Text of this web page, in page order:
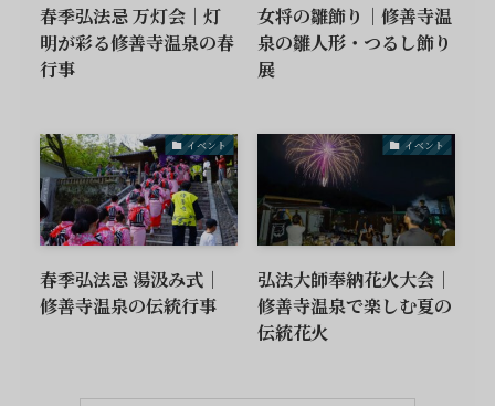
春季弘法忌 万灯会｜灯
明が彩る修善寺温泉の春
行事
女将の雛飾り｜修善寺温
泉の雛人形・つるし飾り
展
イベント
春季弘法忌 湯汲み式｜
修善寺温泉の伝統行事
イベント
弘法大師奉納花火大会｜
修善寺温泉で楽しむ夏の
伝統花火